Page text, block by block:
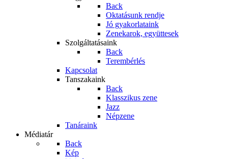
Back
Oktatásunk rendje
Jó gyakorlataink
Zenekarok, együttesek
Szolgáltatásaink
Back
Terembérlés
Kapcsolat
Tanszakaink
Back
Klasszikus zene
Jazz
Népzene
Tanáraink
Médiatár
Back
Kép